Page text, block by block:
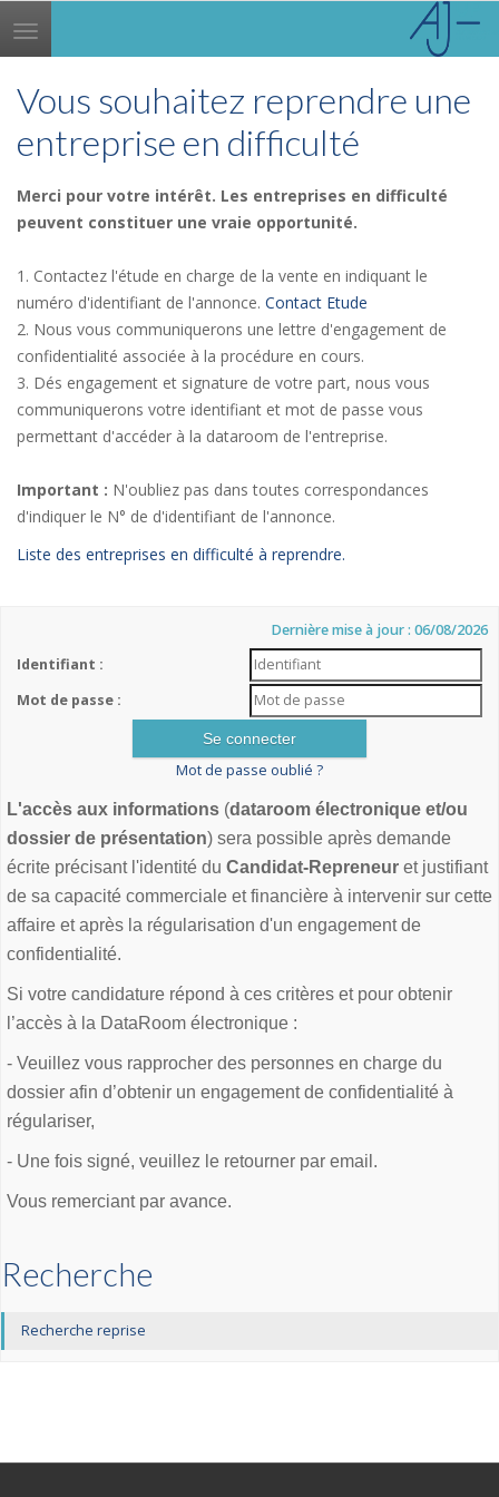
Toggle
navigation
Vous souhaitez reprendre une
entreprise en difficulté
Merci pour votre intérêt. Les entreprises en difficulté
peuvent constituer une vraie opportunité.
1. Contactez l'étude en charge de la vente en indiquant le
numéro d'identifiant de l'annonce. Contact Etude
2. Nous vous communiquerons une lettre d'engagement de
confidentialité associée à la procédure en cours.
3. Dés engagement et signature de votre part, nous vous
communiquerons votre identifiant et mot de passe vous
permettant d'accéder à la dataroom de l'entreprise.
Important : N'oubliez pas dans toutes correspondances
d'indiquer le N° de d'identifiant de l'annonce.
Liste des entreprises en difficulté à reprendre.
Dernière mise à jour : 06/08/2026
Identifiant :
Mot de passe :
Mot de passe oublié ?
L'accès aux informations (dataroom électronique et/ou
dossier de présentation) sera possible après demande
écrite précisant l'identité du Candidat-Repreneur et justifiant
de sa capacité commerciale et financière à intervenir sur cette
affaire et après la régularisation d'un engagement de
confidentialité.
Si votre candidature répond à ces critères et pour obtenir
l’accès à la DataRoom électronique :
- Veuillez vous rapprocher des personnes en charge du
dossier afin d’obtenir un engagement de confidentialité à
régulariser,
- Une fois signé, veuillez le retourner par email.
Vous remerciant par avance.
Recherche
Recherche reprise